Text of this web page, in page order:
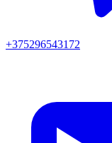
+375296543172